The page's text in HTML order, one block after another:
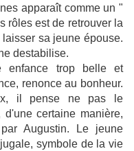
apparaît comme un "
rôles est de retrouver la
sa jeune épouse.
destabilise.
enfance trop belle et
renonce au bonheur.
il pense ne pas le
d'une certaine manière,
Augustin. Le jeune
symbole de la vie